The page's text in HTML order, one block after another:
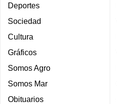
Deportes
Sociedad
Cultura
Gráficos
Somos Agro
Somos Mar
Obituarios